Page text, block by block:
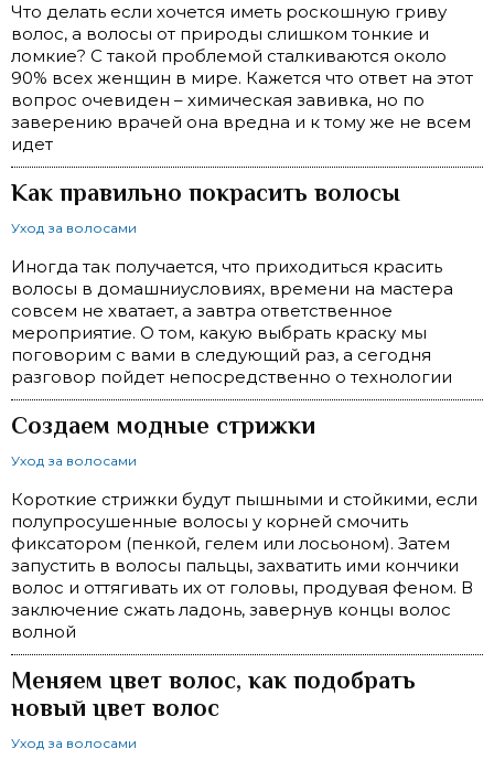
Что делать если хочется иметь роскошную гриву
волос, а волосы от природы слишком тонкие и
ломкие? С такой проблемой сталкиваются около
90% всех женщин в мире. Кажется что ответ на этот
вопрос очевиден – химическая завивка, но по
заверению врачей она вредна и к тому же не всем
идет
Как правильно покрасить волосы
Уход за волосами
Иногда так получается, что приходиться красить
волосы в домашниусловиях, времени на мастера
совсем не хватает, а завтра ответственное
мероприятие. О том, какую выбрать краску мы
поговорим с вами в следующий раз, а сегодня
разговор пойдет непосредственно о технологии
Создаем модные стрижки
Уход за волосами
Короткие стрижки будут пышными и стойкими, если
полупросушенные волосы у корней смочить
фиксатором (пенкой, гелем или лосьоном). Затем
запустить в волосы пальцы, захватить ими кончики
волос и оттягивать их от головы, продувая феном. В
заключение сжать ладонь, завернув концы волос
волной
Меняем цвет волос, как подобрать
новый цвет волос
Уход за волосами